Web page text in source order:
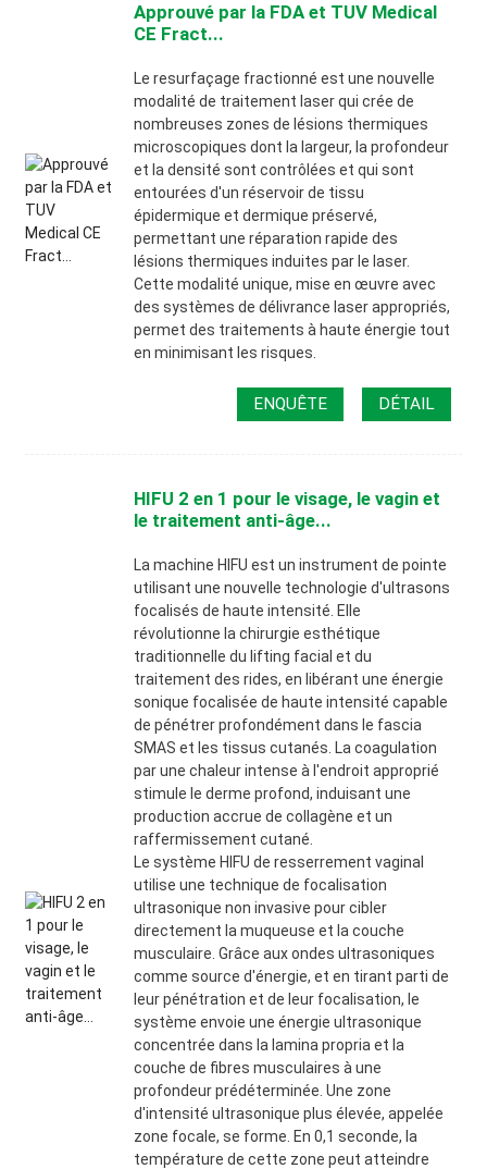
Approuvé par la FDA et TUV Medical
CE Fract...
Le resurfaçage fractionné est une nouvelle
modalité de traitement laser qui crée de
nombreuses zones de lésions thermiques
microscopiques dont la largeur, la profondeur
et la densité sont contrôlées et qui sont
entourées d'un réservoir de tissu
épidermique et dermique préservé,
permettant une réparation rapide des
lésions thermiques induites par le laser.
Cette modalité unique, mise en œuvre avec
des systèmes de délivrance laser appropriés,
permet des traitements à haute énergie tout
en minimisant les risques.
ENQUÊTE DÉTAIL
HIFU 2 en 1 pour le visage, le vagin et
le traitement anti-âge...
La machine HIFU est un instrument de pointe
utilisant une nouvelle technologie d'ultrasons
focalisés de haute intensité. Elle
révolutionne la chirurgie esthétique
traditionnelle du lifting facial et du
traitement des rides, en libérant une énergie
sonique focalisée de haute intensité capable
de pénétrer profondément dans le fascia
SMAS et les tissus cutanés. La coagulation
par une chaleur intense à l'endroit approprié
stimule le derme profond, induisant une
production accrue de collagène et un
raffermissement cutané.
Le système HIFU de resserrement vaginal
utilise une technique de focalisation
ultrasonique non invasive pour cibler
directement la muqueuse et la couche
musculaire. Grâce aux ondes ultrasoniques
comme source d'énergie, et en tirant parti de
leur pénétration et de leur focalisation, le
système envoie une énergie ultrasonique
concentrée dans la lamina propria et la
couche de fibres musculaires à une
profondeur prédéterminée. Une zone
d'intensité ultrasonique plus élevée, appelée
zone focale, se forme. En 0,1 seconde, la
température de cette zone peut atteindre